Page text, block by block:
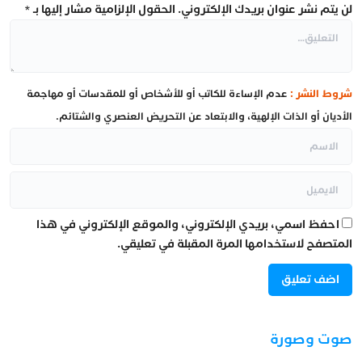
لن يتم نشر عنوان بريدك الإلكتروني. الحقول الإلزامية مشار إليها بـ*
شروط النشر : عدم الإساءة للكاتب أو للأشخاص أو للمقدسات أو مهاجمة
الأديان أو الذات الإلهية، والابتعاد عن التحريض العنصري والشتائم.
احفظ اسمي، بريدي الإلكتروني، والموقع الإلكتروني في هذا
المتصفح لاستخدامها المرة المقبلة في تعليقي.
صوت وصورة